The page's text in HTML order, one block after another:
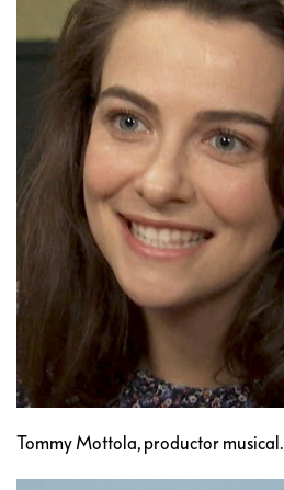
Tommy Mottola, productor musical.